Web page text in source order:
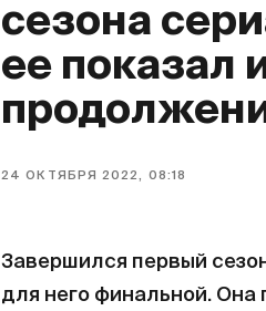
сезона
ее показал
24 ОКТЯБРЯ 2022, 08:18
Завершился первый
для него финальной. Она